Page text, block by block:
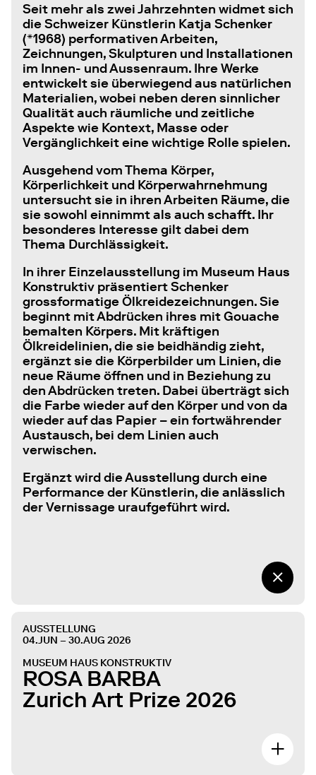
Seit mehr als zwei Jahrzehnten widmet sich
die Schweizer Künstlerin Katja Schenker
(*1968) performativen Arbeiten,
Zeichnungen, Skulpturen und Installationen
im Innen- und Aussenraum. Ihre Werke
entwickelt sie überwiegend aus natürlichen
Materialien, wobei neben deren sinnlicher
Qualität auch räumliche und zeitliche
Aspekte wie Kontext, Masse oder
Vergänglichkeit eine wichtige Rolle spielen.
Ausgehend vom Thema Körper,
Körperlichkeit und Körperwahrnehmung
untersucht sie in ihren Arbeiten Räume, die
sie sowohl einnimmt als auch schafft. Ihr
besonderes Interesse gilt dabei dem
Thema Durchlässigkeit.
In ihrer Einzelausstellung im Museum Haus
Konstruktiv präsentiert Schenker
grossformatige Ölkreidezeichnungen. Sie
beginnt mit Abdrücken ihres mit Gouache
bemalten Körpers. Mit kräftigen
Ölkreidelinien, die sie beidhändig zieht,
ergänzt sie die Körperbilder um Linien, die
neue Räume öffnen und in Beziehung zu
den Abdrücken treten. Dabei überträgt sich
die Farbe wieder auf den Körper und von da
wieder auf das Papier – ein fortwährender
Austausch, bei dem Linien auch
verwischen.
Ergänzt wird die Ausstellung durch eine
Performance der Künstlerin, die anlässlich
der Vernissage uraufgeführt wird.
AUSSTELLUNG
04.JUN – 30.AUG 2026
MUSEUM HAUS KONSTRUKTIV
ROSA BARBA
Zurich Art Prize 2026